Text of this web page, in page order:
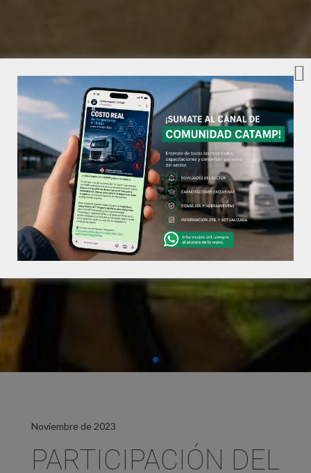
Noviembre de 2023
PARTICIPACIÓN DEL